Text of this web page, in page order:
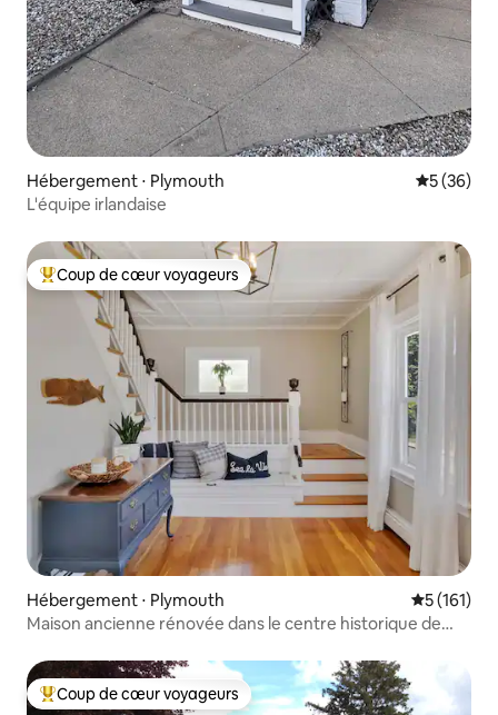
Hébergement ⋅ Plymouth
5 (36)
L'équipe irlandaise
Coups de cœur voyageurs les plus appréciés
Coup de cœur voyageurs
Hébergement ⋅ Plymouth Évaluation
5 (161)
Maison ancienne rénovée dans le centre historique de
Coups de cœur voyageurs les plus appréciés
Coup de cœur voyageurs